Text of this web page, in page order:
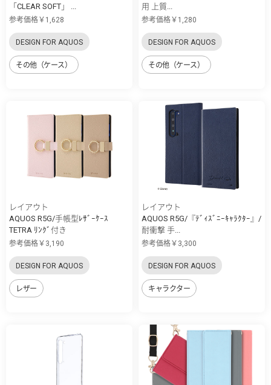
「CLEAR SOFT」 ...
参考価格￥1,628
DESIGN FOR AQUOS
その他（ケース）
用 上質...
参考価格￥1,280
DESIGN FOR AQUOS
その他（ケース）
レイアウト
AQUOS R5G/手帳型ﾚｻﾞｰｹｰｽ
TETRA ﾘﾝｸﾞ付き
参考価格￥3,190
DESIGN FOR AQUOS
レザー
レイアウト
AQUOS R5G/『ﾃﾞｨｽﾞﾆｰｷｬﾗｸﾀｰ』/
耐衝撃 手...
参考価格￥3,300
DESIGN FOR AQUOS
キャラクター